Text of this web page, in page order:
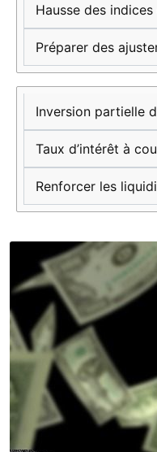
Hausse des
Préparer des
Inversion partielle
Taux d’intérêt à
Renforcer les